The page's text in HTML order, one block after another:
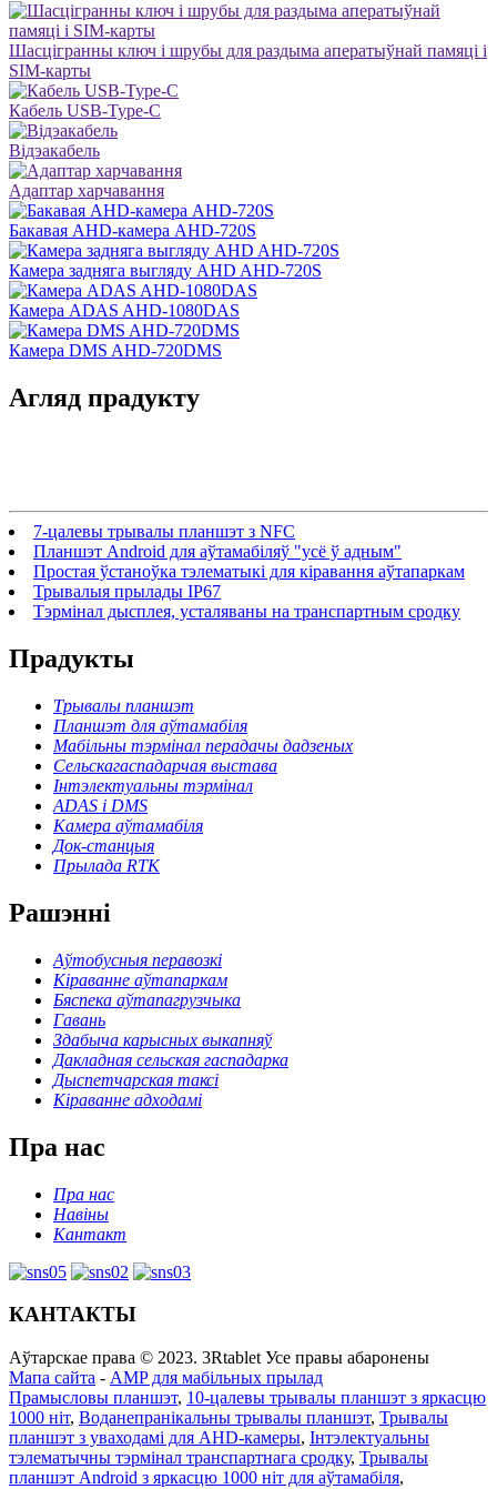
Шасцігранны ключ і шрубы для раздыма аператыўнай памяці і
SIM-карты
Кабель USB-Type-C
Відэакабель
Адаптар харчавання
Бакавая AHD-камера AHD-720S
Камера задняга выгляду AHD AHD-720S
Камера ADAS AHD-1080DAS
Камера DMS AHD-720DMS
Агляд прадукту
7-цалевы трывалы планшэт з NFC
Планшэт Android для аўтамабіляў "усё ў адным"
Простая ўстаноўка тэлематыкі для кіравання аўтапаркам
Трывалыя прылады IP67
Тэрмінал дысплея, усталяваны на транспартным сродку
Прадукты
Трывалы планшэт
Планшэт для аўтамабіля
Мабільны тэрмінал перадачы дадзеных
Сельскагаспадарчая выстава
Інтэлектуальны тэрмінал
ADAS і DMS
Камера аўтамабіля
Док-станцыя
Прылада RTK
Рашэнні
Аўтобусныя перавозкі
Кіраванне аўтапаркам
Бяспека аўтапагрузчыка
Гавань
Здабыча карысных выкапняў
Дакладная сельская гаспадарка
Дыспетчарская таксі
Кіраванне адходамі
Пра нас
Пра нас
Навіны
Кантакт
КАНТАКТЫ
Аўтарскае права © 2023. 3Rtablet Усе правы абаронены
Мапа сайта - AMP для мабільных прылад
Прамысловы планшэт, 10-цалевы трывалы планшэт з яркасцю
1000 ніт, Воданепранікальны трывалы планшэт, Трывалы
планшэт з уваходамі для AHD-камеры, Інтэлектуальны
тэлематычны тэрмінал транспартнага сродку, Трывалы
планшэт Android з яркасцю 1000 ніт для аўтамабіля,